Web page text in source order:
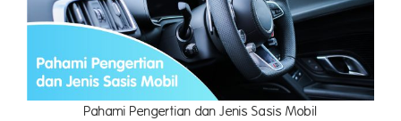
Pahami Pengertian dan Jenis Sasis Mobil